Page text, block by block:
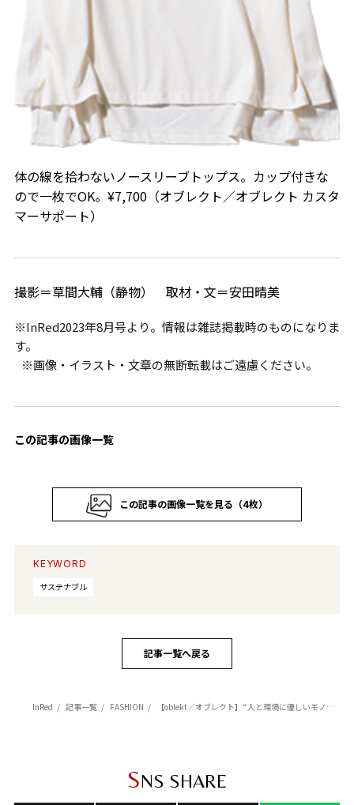
体の線を拾わないノースリーブトップス。カップ付きな
ので一枚でOK。¥7,700（オブレクト／オブレクト カスタ
マーサポート）
撮影＝草間大輔（静物） 取材・文＝安田晴美
※InRed2023年8月号より。情報は雑誌掲載時のものになりま
す。
※画像・イラスト・文章の無断転載はご遠慮ください。
この記事の画像一覧
この記事の画像一覧を見る（4枚）
KEYWORD
サステナブル
記事一覧へ戻る
InRed 記事一覧 FASHION 【oblekt／オブレクト】“人と環境に優しいモノづくり”がテーマのSDGsなブランド
SNS SHARE